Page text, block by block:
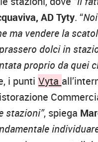
AD Tyty. “
ma vendere la
dolci in
proprio da quei
i punti Vyta
stazioni”, spiega